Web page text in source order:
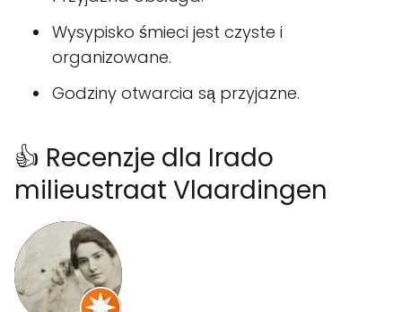
Wysypisko śmieci jest czyste i
organizowane.
Godziny otwarcia są przyjazne.
👍 Recenzje dla Irado
milieustraat Vlaardingen